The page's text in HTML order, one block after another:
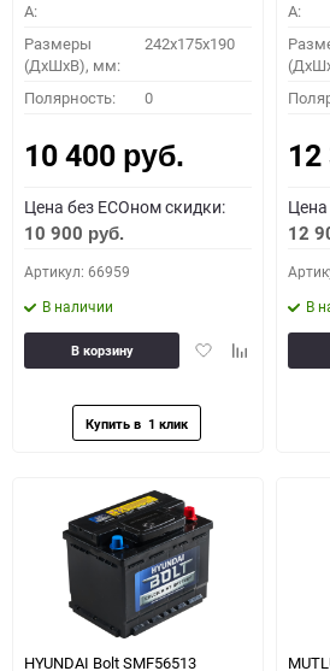
A:
Размеры
(ДхШхВ), мм:
242x175x190
Полярность: 0
10 400 руб.
Цена без ECOном скидки:
10 900 руб.
Артикул: 66959
В наличии
ДобавитьДобавить
В корзину
A:
Цена
12
В
HYUNDAI Bolt SMF56513